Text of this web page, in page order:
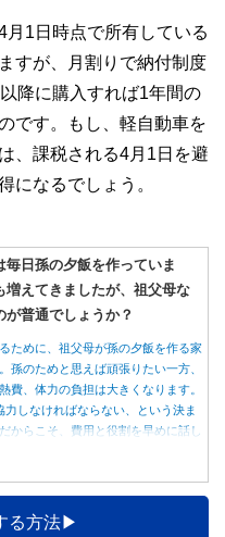
月1日時点で所有している
すが、月割りで納付制度
降に購入すれば1年間の
です。もし、軽自動車を
、課税される4月1日を避
になるでしょう。
毎日孫の夕飯を作っていま
増えてきましたが、祖父母な
が普通でしょうか？
ために、祖父母が孫の夕飯を作る家
孫のためと思えば頑張りたい一方、
費、体力の負担は大きくなります。
しなければならない、という決ま
からこそ、費用と役割を早めに話し
る方法